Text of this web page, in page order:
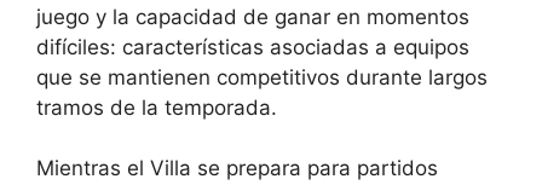
juego y la capacidad de ganar en momentos
difíciles: características asociadas a equipos
que se mantienen competitivos durante largos
tramos de la temporada.
Mientras el Villa se prepara para partidos